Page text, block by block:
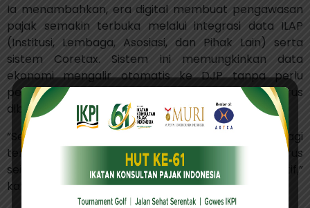
Ia menambahkan, era digital membuat pengawasan
pajak semakin terbuka melalui integrasi data ILAP
(Institusi, Lembaga, Asosiasi, dan Pihak Lain) serta
sistem Coretax. Sistem ini memungkinkan data
ekonomi mengalir otomatis ke DJP tanpa perlu
pelaporan manual. Namun, kemajuan teknologi harus
dibarengi dengan peningkatan kualitas pelayanan.
“Sekarang semua serba transparan, tidak ada lagi
tempat bersembunyi. Tapi pelayanan juga harus
seimbang edukatif, komunikatif, bukan intimidatif,”
katanya.